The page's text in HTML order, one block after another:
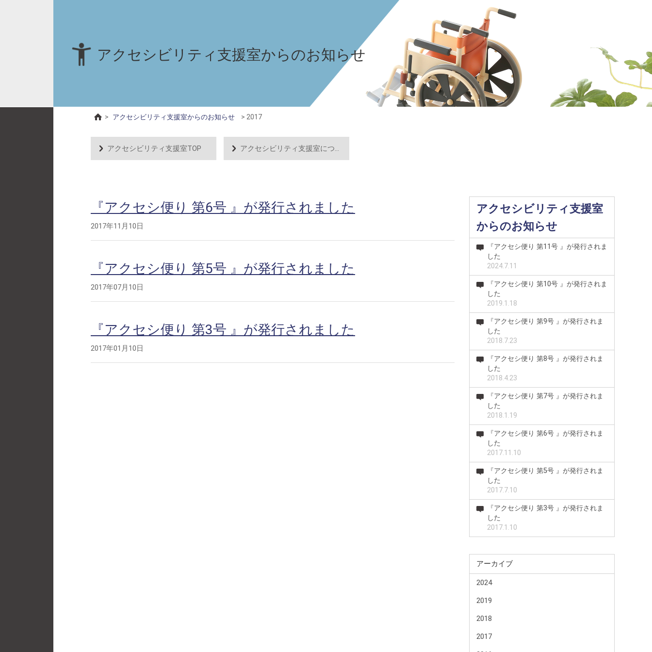
アクセシビリティ支援室からのお知らせ
> アクセシビリティ支援室からのお知らせ > 2017
アクセシビリティ支援室TOP アクセシビリティ支援室について
『アクセシ便り 第6号 』が発行されました
2017年11月10日
『アクセシ便り 第5号 』が発行されました
2017年07月10日
『アクセシ便り 第3号 』が発行されました
2017年01月10日
アクセシビリティ支援室
からのお知らせ
『アクセシ便り 第11号 』が発行されま
した
2024.7.11
『アクセシ便り 第10号 』が発行されま
した
2019.1.18
『アクセシ便り 第9号 』が発行されま
した
2018.7.23
『アクセシ便り 第8号 』が発行されま
した
2018.4.23
『アクセシ便り 第7号 』が発行されま
した
2018.1.19
『アクセシ便り 第6号 』が発行されま
した
2017.11.10
『アクセシ便り 第5号 』が発行されま
した
2017.7.10
『アクセシ便り 第3号 』が発行されま
した
2017.1.10
アーカイブ
2024
2019
2018
2017